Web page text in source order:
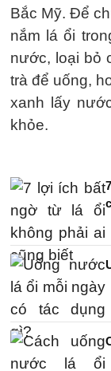
Bắc Mỹ. Để
nắm lá ổi
nước, loại bỏ
trà để uống,
xanh lấy
khỏe.